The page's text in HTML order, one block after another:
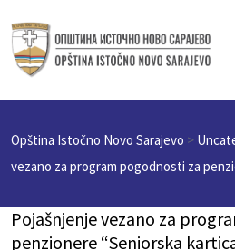
Opština Istočno Novo Sarajevo >
vezano za program pogodnosti za
Pojašnjenje vezano za
penzionere “Seniorska